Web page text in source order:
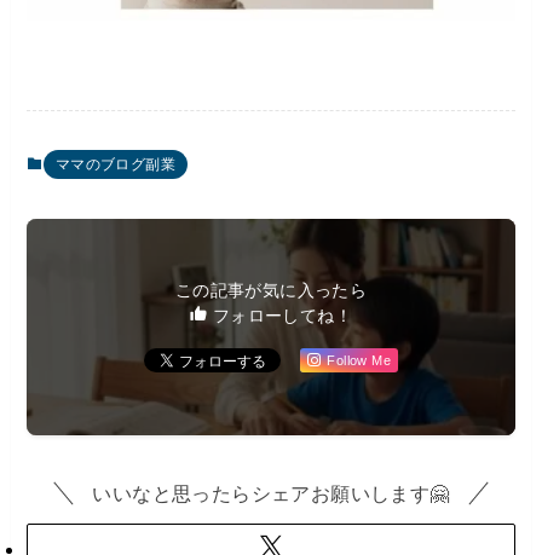
ママのブログ副業
この記事が気に入ったら
フォローしてね！
Follow Me
いいなと思ったらシェアお願いします🤗